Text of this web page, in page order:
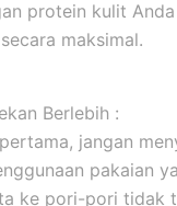
protein kulit
maksimal.
Berlebih :
jangan
pakaian
ke pori-pori tidak